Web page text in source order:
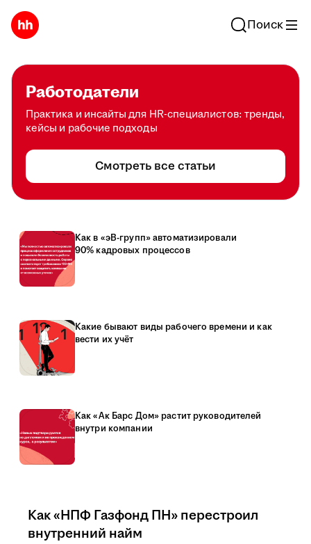
Поиск
Работодатели
Практика и инсайты для HR-специалистов: тренды,
кейсы и рабочие подходы
Смотреть все статьи
Как в «эВ-групп» автоматизировали
90% кадровых процессов
Какие бывают виды рабочего времени и как
вести их учёт
Как «Ак Барс Дом» растит руководителей
внутри компании
Как «НПФ Газфонд ПН» перестроил
внутренний найм